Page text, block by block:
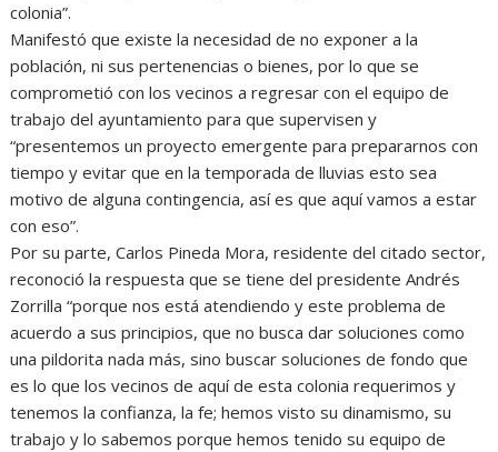
colonia”.
Manifestó que existe la necesidad de no exponer a la
población, ni sus pertenencias o bienes, por lo que se
comprometió con los vecinos a regresar con el equipo de
trabajo del ayuntamiento para que supervisen y
“presentemos un proyecto emergente para prepararnos con
tiempo y evitar que en la temporada de lluvias esto sea
motivo de alguna contingencia, así es que aquí vamos a estar
con eso”.
Por su parte, Carlos Pineda Mora, residente del citado sector,
reconoció la respuesta que se tiene del presidente Andrés
Zorrilla “porque nos está atendiendo y este problema de
acuerdo a sus principios, que no busca dar soluciones como
una pildorita nada más, sino buscar soluciones de fondo que
es lo que los vecinos de aquí de esta colonia requerimos y
tenemos la confianza, la fe; hemos visto su dinamismo, su
trabajo y lo sabemos porque hemos tenido su equipo de